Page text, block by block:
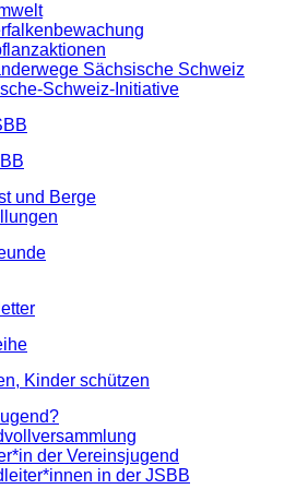
Sächsische Schweiz
Schweiz-Initiative
und Berge
Kinder schützen
der Vereinsjugend
in der JSBB